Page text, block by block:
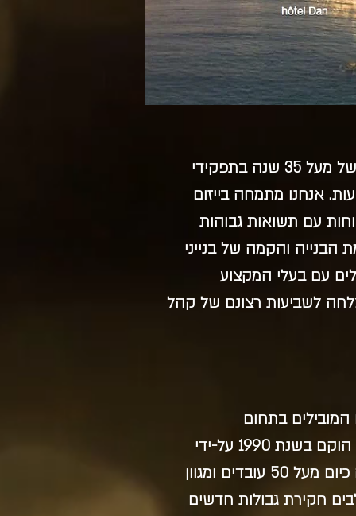
החברה הוקמה על ידי מיכל ברנע, בעלת ניסיון של מעל 35 שנה בתפקידי
אנחנו מתמחה בייזום
עם תשואות גבוהות
הבנייה והקמה של בנייני
עם בעלי המקצוע
לשביעות רצונם של קהל
בתחום
ההתחדשות העירונית בתל-אביב וביפו, המשרד הוקם בשנת 1990 על-ידי
זוג האדריכלים טל וגידי בר אוריין. המשרד מונה כיום מעל 50 עובדים ומגוון
חקירת גבולות חדשים